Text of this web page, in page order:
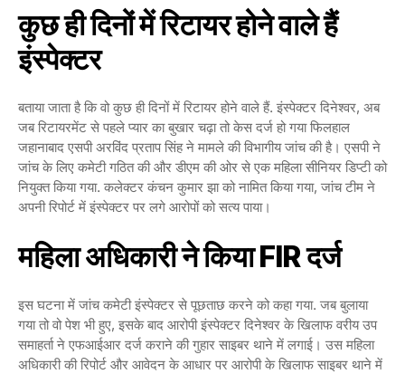
कुछ ही दिनों में रिटायर होने वाले हैं
इंस्पेक्टर
बताया जाता है कि वो कुछ ही दिनों में रिटायर होने वाले हैं. इंस्पेक्टर दिनेश्वर, अब
जब रिटायरमेंट से पहले प्यार का बुखार चढ़ा तो केस दर्ज हो गया फिलहाल
जहानाबाद एसपी अरविंद प्रताप सिंह ने मामले की विभागीय जांच की है। एसपी ने
जांच के लिए कमेटी गठित की और डीएम की ओर से एक महिला सीनियर डिप्टी को
नियुक्त किया गया. कलेक्टर कंचन कुमार झा को नामित किया गया, जांच टीम ने
अपनी रिपोर्ट में इंस्पेक्टर पर लगे आरोपों को सत्य पाया।
महिला अधिकारी ने किया FIR दर्ज
इस घटना में जांच कमेटी इंस्पेक्टर से पूछताछ करने को कहा गया. जब बुलाया
गया तो वो पेश भी हुए, इसके बाद आरोपी इंस्पेक्टर दिनेश्वर के खिलाफ वरीय उप
समाहर्ता ने एफआईआर दर्ज कराने की गुहार साइबर थाने में लगाई। उस महिला
अधिकारी की रिपोर्ट और आवेदन के आधार पर आरोपी के खिलाफ साइबर थाने में